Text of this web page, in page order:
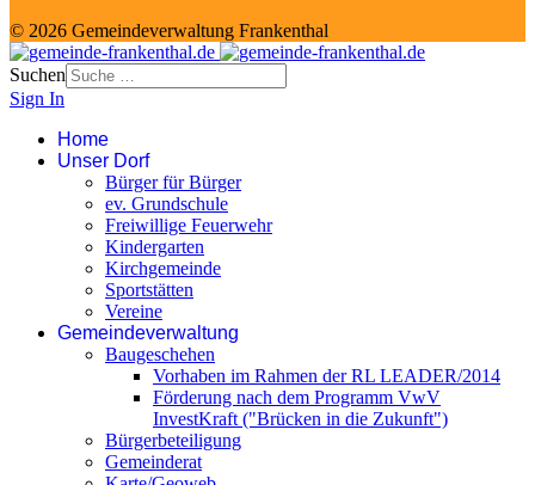
© 2026 Gemeindeverwaltung Frankenthal
Suchen
Sign In
Home
Unser Dorf
Bürger für Bürger
ev. Grundschule
Freiwillige Feuerwehr
Kindergarten
Kirchgemeinde
Sportstätten
Vereine
Gemeindeverwaltung
Baugeschehen
Vorhaben im Rahmen der RL LEADER/2014
Förderung nach dem Programm VwV
InvestKraft ("Brücken in die Zukunft")
Bürgerbeteiligung
Gemeinderat